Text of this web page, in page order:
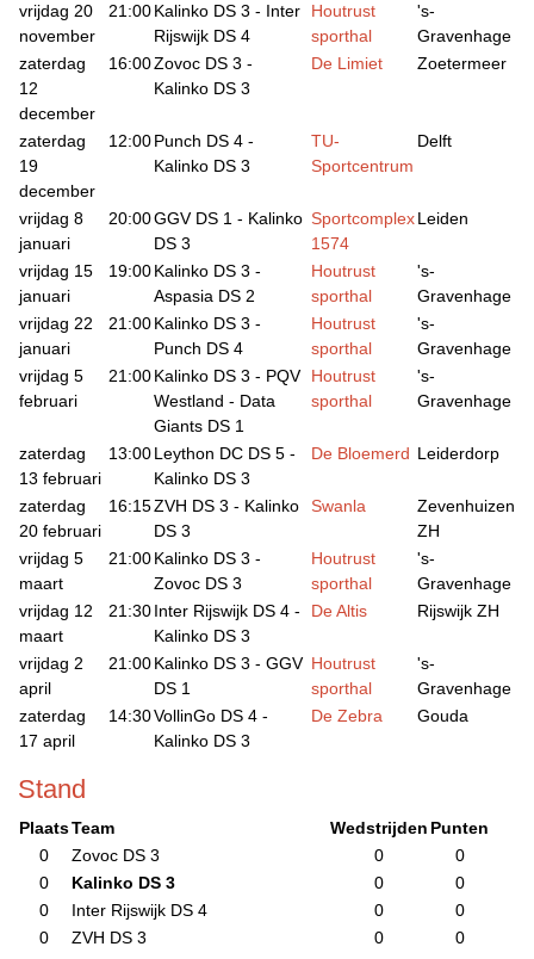
vrijdag 20
november
21:00Kalinko DS 3 - Inter
Rijswijk DS 4
Houtrust
sporthal
's-
Gravenhage
zaterdag
12
december
16:00Zovoc DS 3 -
Kalinko DS 3
De Limiet Zoetermeer
zaterdag
19
december
12:00Punch DS 4 -
Kalinko DS 3
TU-
Sportcentrum
Delft
vrijdag 8
januari
20:00GGV DS 1 - Kalinko
DS 3
Sportcomplex
1574
Leiden
vrijdag 15
januari
19:00Kalinko DS 3 -
Aspasia DS 2
Houtrust
sporthal
's-
Gravenhage
vrijdag 22
januari
21:00Kalinko DS 3 -
Punch DS 4
Houtrust
sporthal
's-
Gravenhage
vrijdag 5
februari
21:00Kalinko DS 3 - PQV
Westland - Data
Giants DS 1
Houtrust
sporthal
's-
Gravenhage
zaterdag
13 februari
13:00Leython DC DS 5 -
Kalinko DS 3
De Bloemerd Leiderdorp
zaterdag
20 februari
16:15ZVH DS 3 - Kalinko
DS 3
Swanla
Zevenhuizen
ZH
vrijdag 5
maart
21:00Kalinko DS 3 -
Zovoc DS 3
Houtrust
sporthal
's-
Gravenhage
vrijdag 12
maart
21:30Inter Rijswijk DS 4 -
Kalinko DS 3
De Altis Rijswijk ZH
vrijdag 2
april
21:00Kalinko DS 3 - GGV
DS 1
Houtrust
sporthal
's-
Gravenhage
zaterdag
17 april
14:30VollinGo DS 4 -
Kalinko DS 3
De Zebra Gouda
Stand
PlaatsTeam Wedstrijden Punten
0
Zovoc DS 3 0
0
0
Kalinko DS 3 0
0
0
Inter Rijswijk DS 4 0
0
0
ZVH DS 3 0
0